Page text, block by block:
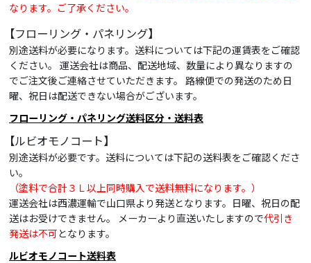
なります。ご了承ください。
【フローリング・パネリング】
別途送料が必要になります。送料については下記の運賃表をご確認
ください。 運送会社は商品、配送地域、数量により異なりますの
でご注文後ご連絡させていただきます。 路線便での発送のため日
曜、祝日は配送できない場合がございます。
フローリング・パネリング送料区分・送料表
【ルビオモノコート】
別途送料が必要です。送料については下記の送料表をご確認くださ
い。
（塗料で合計３Ｌ以上同時購入で送料無料になります。）
運送会社は西濃運輸で山口県より発送となります。日曜、祝日の配
送はお受けできません。 メーカーより直送いたしますので代引き
発送は不可となります。
ルビオモノコート送料表